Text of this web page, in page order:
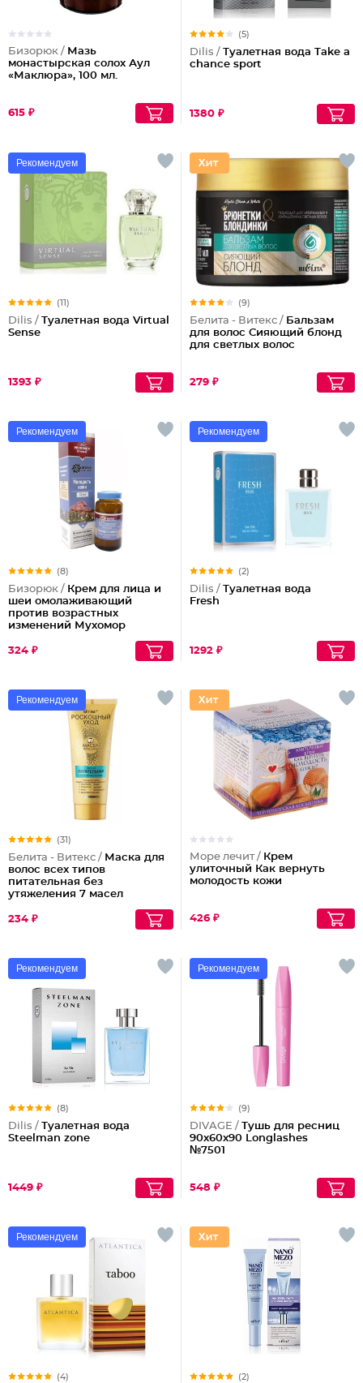
Бизорюк / Мазь
монастырская солох Аул
«Маклюра», 100 мл.
615 ₽
(5)
Dilis / Туалетная вода Take a
chance sport
1380 ₽
Рекомендуем
(11)
Dilis / Туалетная вода Virtual
Sense
1393 ₽
(9)
Белита - Витекс / Бальзам
для волос Сияющий блонд
для светлых волос
279 ₽
Рекомендуем
(8)
Бизорюк / Крем для лица и
шеи омолаживающий
против возрастных
изменений Мухомор
324 ₽
Рекомендуем
(2)
Dilis / Туалетная вода
Fresh
1292 ₽
Рекомендуем
(31)
Белита - Витекс / Маска для
волос всех типов
питательная без
утяжеления 7 масел
Уход
234 ₽
Море лечит / Крем
улиточный Как вернуть
молодость кожи
426 ₽
Рекомендуем
(8)
Dilis / Туалетная вода
Steelman zone
1449 ₽
Рекомендуем
(9)
DIVAGE / Тушь для ресниц
90x60x90 Longlashes
№7501
548 ₽
Рекомендуем
(4) (2)